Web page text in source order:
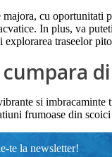
majora, cu
In plus, va
traseelor
si imbracaminte
frumoase din
te la newsletter!